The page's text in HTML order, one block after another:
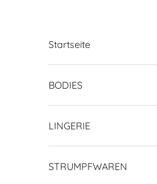
Startseite
BODIES
LINGERIE
STRUMPFWAREN